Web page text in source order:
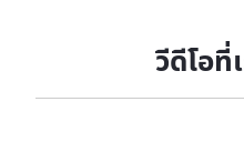
วีดีโอที่